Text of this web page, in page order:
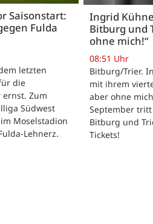
Saisonstart:
Fulda
letzten
die
Zum
Südwest
Moselstadion
Lehnerz.
Ingrid
Bitburg und
ohne mich!“
08:51 Uhr
Bitburg/Trier.
mit ihrem
aber ohne
September
Bitburg und
Tickets!